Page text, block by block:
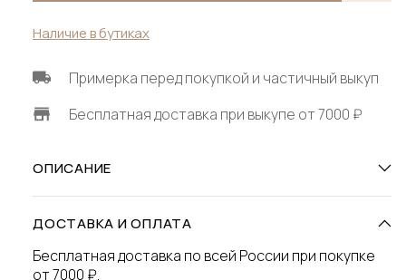
Наличие в бутиках
Примерка перед покупкой и частичный выкуп
Бесплатная доставка при выкупе от 7000 ₽
ОПИСАНИЕ
ДОСТАВКА И ОПЛАТА
Бесплатная доставка по всей России при покупке
от 7000 ₽.